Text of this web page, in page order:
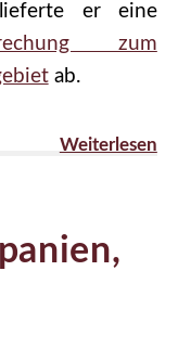
er eine
zum
ab.
Weiterlesen